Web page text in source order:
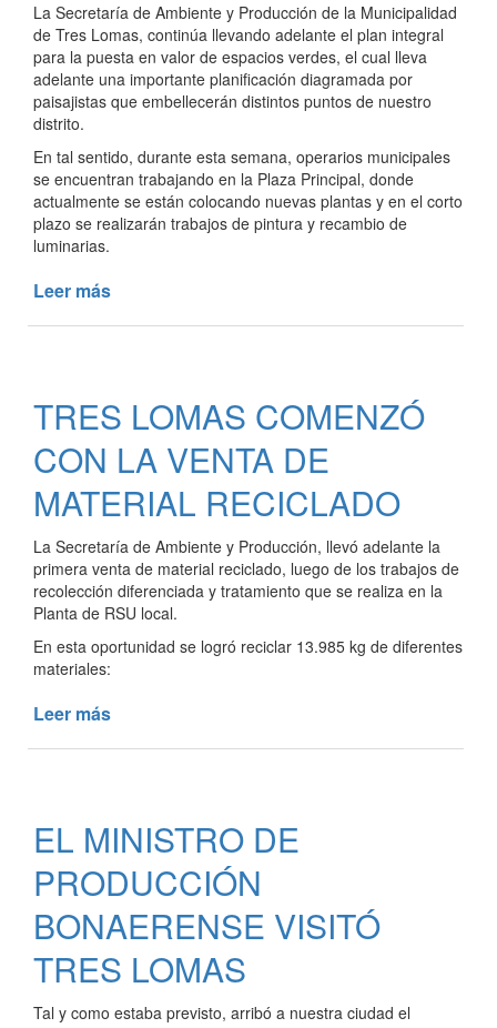
La Secretaría de Ambiente y Producción de la Municipalidad
de Tres Lomas, continúa llevando adelante el plan integral
para la puesta en valor de espacios verdes, el cual lleva
adelante una importante planificación diagramada por
paisajistas que embellecerán distintos puntos de nuestro
distrito.
En tal sentido, durante esta semana, operarios municipales
se encuentran trabajando en la Plaza Principal, donde
actualmente se están colocando nuevas plantas y en el corto
plazo se realizarán trabajos de pintura y recambio de
luminarias.
Leer más
VALOR
DE
ESPACIOS
VERDES
TRES LOMAS COMENZÓ
CON LA VENTA DE
MATERIAL RECICLADO
La Secretaría de Ambiente y Producción, llevó adelante la
primera venta de material reciclado, luego de los trabajos de
recolección diferenciada y tratamiento que se realiza en la
Planta de RSU local.
En esta oportunidad se logró reciclar 13.985 kg de diferentes
materiales:
Leer más
LA
VENTA
DE
MATERIAL
RECICLADO
EL MINISTRO DE
PRODUCCIÓN
BONAERENSE VISITÓ
TRES LOMAS
Tal y como estaba previsto, arribó a nuestra ciudad el